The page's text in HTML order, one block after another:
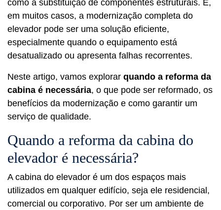
como a substituição de componentes estruturais. E,
em muitos casos, a modernização completa do
elevador pode ser uma solução eficiente,
especialmente quando o equipamento está
desatualizado ou apresenta falhas recorrentes.
Neste artigo, vamos explorar quando a reforma da
cabina é necessária, o que pode ser reformado, os
benefícios da modernização e como garantir um
serviço de qualidade.
Quando a reforma da cabina do
elevador é necessária?
A cabina do elevador é um dos espaços mais
utilizados em qualquer edifício, seja ele residencial,
comercial ou corporativo. Por ser um ambiente de